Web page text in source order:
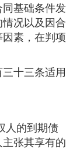
基础条件发
况以及因合
素，在判项
十三条适用
的到期债
张其享有的